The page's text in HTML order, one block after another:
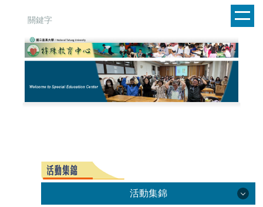
活動集錦